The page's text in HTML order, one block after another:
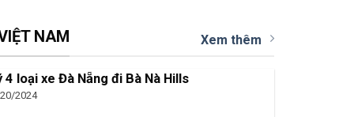
NAM Xem thêm
4 loại xe Đà Nẵng đi Bà Nà Hills
2024